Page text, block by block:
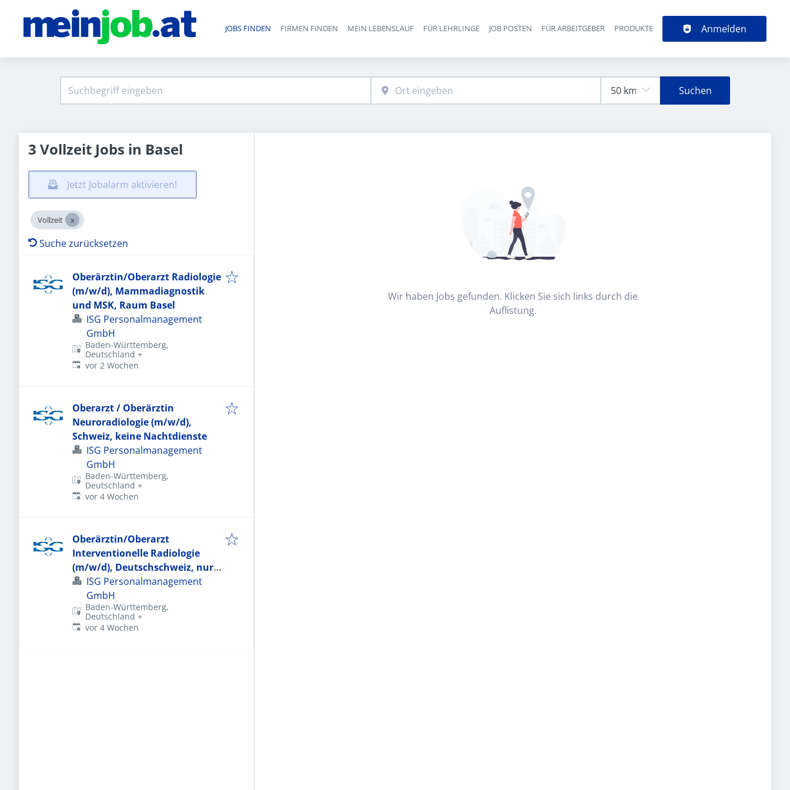
Haupt-Navigation
JOBS FINDEN FIRMEN FINDEN MEIN LEBENSLAUF FÜR LEHRLINGE JOB POSTEN FÜR ARBEITGEBER PRODUKTE Anmelden
Suchen
3 Vollzeit Jobs in Basel
Jetzt Jobalarm aktivieren!
Vollzeit
Suche zurücksetzen
Oberärztin/Oberarzt Radiologie
(m/w/d), Mammadiagnostik
und MSK, Raum Basel
ISG Personalmanagement
GmbH
Baden-Württemberg,
Deutschland +
Veröffentlicht:
vor 2 Wochen
Oberarzt / Oberärztin
Neuroradiologie (m/w/d),
Schweiz, keine Nachtdienste
ISG Personalmanagement
GmbH
Baden-Württemberg,
Deutschland +
Veröffentlicht:
vor 4 Wochen
Oberärztin/Oberarzt
Interventionelle Radiologie
(m/w/d), Deutschschweiz, nur
Hintergrunddienste
ISG Personalmanagement
GmbH
Baden-Württemberg,
Deutschland +
Veröffentlicht:
vor 4 Wochen
Wir haben Jobs gefunden. Klicken Sie sich links durch die
Auflistung.